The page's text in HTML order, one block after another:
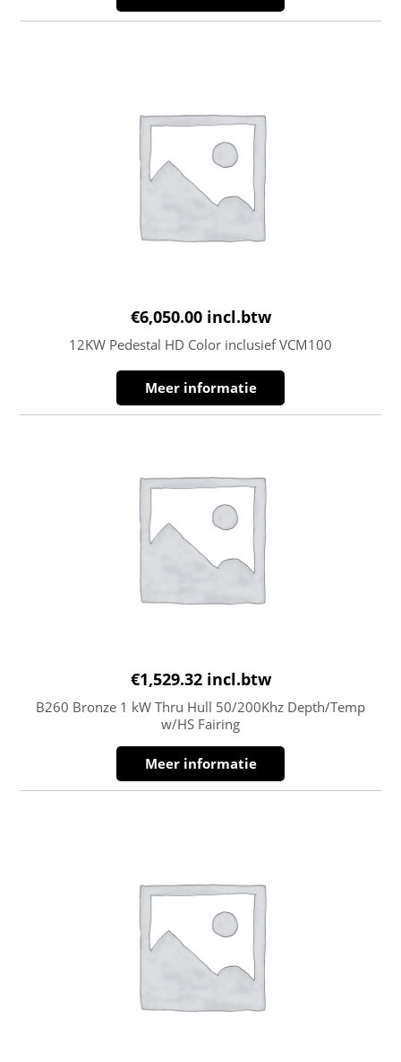
€6,050.00 incl.btw
12KW Pedestal HD Color inclusief VCM100
Meer informatie
€1,529.32 incl.btw
B260 Bronze 1 kW Thru Hull 50/200Khz Depth/Temp
w/HS Fairing
Meer informatie